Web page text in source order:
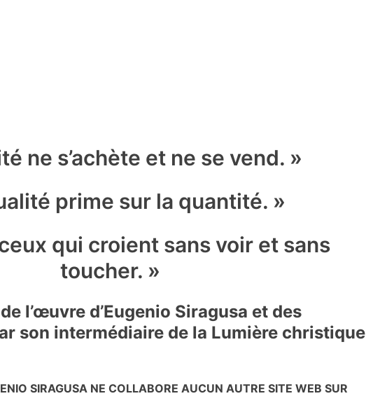
ne s’achète et ne se vend. »
prime sur la quantité. »
qui croient sans voir et sans
toucher. »
l’œuvre d’Eugenio Siragusa et des
son intermédiaire de la Lumière christique
SIRAGUSA NE COLLABORE AUCUN AUTRE SITE WEB SUR